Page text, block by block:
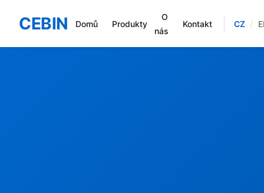
CEBIN Domů Produkty
O
nás
Kontakt CZ /